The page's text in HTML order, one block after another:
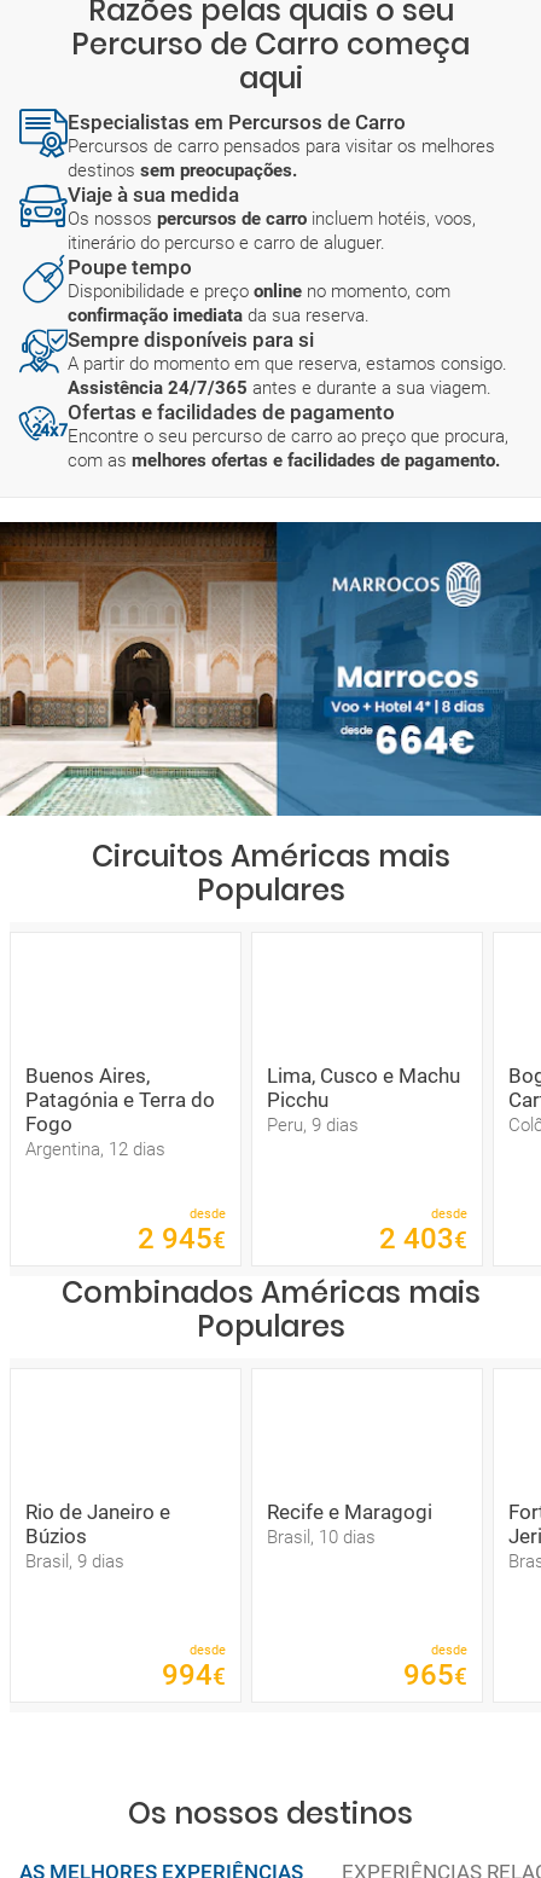
Razões pelas quais o seu
Percurso de Carro começa
aqui
Especialistas em Percursos de Carro
Percursos de carro pensados para visitar os melhores
destinos sem preocupações.
Viaje à sua medida
Os nossos percursos de carro incluem hotéis, voos,
itinerário do percurso e carro de aluguer.
Poupe tempo
Disponibilidade e preço online no momento, com
confirmação imediata da sua reserva.
Sempre disponíveis para si
A partir do momento em que reserva, estamos consigo.
Assistência 24/7/365 antes e durante a sua viagem.
Ofertas e facilidades de pagamento
Encontre o seu percurso de carro ao preço que procura,
com as melhores ofertas e facilidades de pagamento.
Circuitos Américas mais
Populares
Buenos Aires,
Patagónia e Terra do
Fogo
Argentina, 12 dias
desde
2 945€
Lima, Cusco e Machu
Picchu
Peru, 9 dias
desde
2 403€
Combinados Américas mais
Populares
Rio de Janeiro e
Búzios
Brasil, 9 dias
desde
994€
Recife e Maragogi
Brasil, 10 dias
desde
965€
Os nossos destinos
AS MELHORES EXPERIÊNCIAS EXPERIÊNCIAS